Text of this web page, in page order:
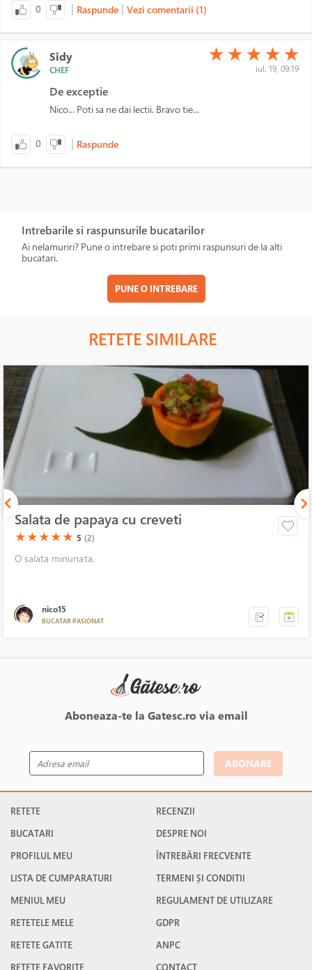
0 | Raspunde | Vezi comentarii (1)
Sidy
CHEF
(*)
★ (*)
★ (*)
★ (*)
★ (*)
★
iul. 19, 09:19
De exceptie
Nico... Poti sa ne dai lectii. Bravo tie...
0 | Raspunde
Intrebarile si raspunsurile bucatarilor
Ai nelamuriri? Pune o intrebare si poti primi raspunsuri de la alti
bucatari.
PUNE O INTREBARE
RETETE SIMILARE
Salata de papaya cu creveti
(*)
★(*)
★(*)
★(*)
★(*)
★ 5 (2)
O salata minunata.
nico15
BUCATAR PASIONAT
Aboneaza-te la Gatesc.ro via email
ABONARE
RETETE
BUCATARI
PROFILUL MEU
LISTA DE CUMPARATURI
MENIUL MEU
RETETELE MELE
RETETE GATITE
RETETE FAVORITE
RECENZII
DESPRE NOI
ÎNTREBĂRI FRECVENTE
TERMENI ȘI CONDITII
REGULAMENT DE UTILIZARE
GDPR
ANPC
CONTACT